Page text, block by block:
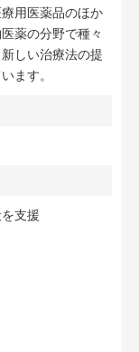
用医薬品のほか
薬の分野で種々
しい治療法の提
ます。
支援